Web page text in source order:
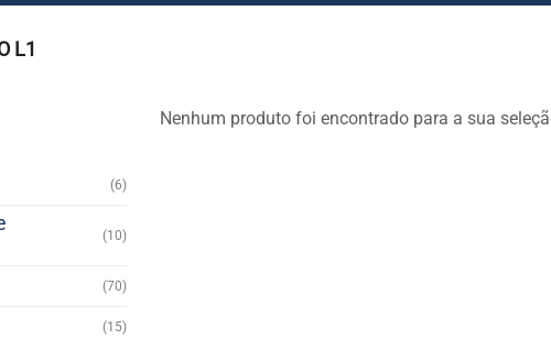
L1
(6)
(10)
(70)
(15)
Nenhum produto foi encontrado para a sua